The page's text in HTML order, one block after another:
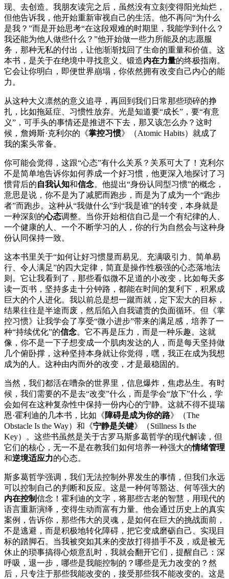
现、去创造。我朋友读完之后，虽然没有立刻变得阳光灿烂，
但他告诉我，他开始重新审视自己的生活。他不再问“为什么
是我？”而是开始思考“在这段艰难的时期里，我能学到什么？
我还能为他人做些什么？”他开始做一些力所能及的志愿服
务，那种无私的付出，让他渐渐找回了生命的重量和价值。这
本书，是关于在绝境中寻找意义、锻造内在力量的终极指南。
它会让你明白，即便世界崩塌，你依然拥有改变自己内心的能
力。
从这种大义凛然的意义追寻，再回到我们日常那些琐碎的挣
扎，比如拖延症、习惯性放弃。光是知道要“成长”，要“有意
义”，可手头的事情还是推进不下去，那又该怎么办？这时
候，詹姆斯·克利尔的《掌控习惯》（Atomic Habits）就成了
我的案头常备。
你可能会觉得，这跟“心态”有什么关系？关系可大了！克利尔
不是简单地告诉你如何养成一个好习惯，他更深入地探讨了习
惯背后的自我认知和信念。他提出“身份认同型习惯”的概念，
意思是说，你不是为了减肥而跑步，而是为了成为一个“跑步
者”而跑步。这种从“我做什么”到“我是谁”的转变，本身就是
一种深刻的心态调整。当你开始相信自己是一个有纪律的人、
一个健康的人、一个不断学习的人，你的行为自然会与这种身
份认同保持一致。
这本书里关于“如何让好习惯显而易见、充满吸引力、简单易
行、令人满足”的四大定律，简直是操作性极强的心态落地法
则。它让我看到了，那些看似微不足道的小改变，比如每天多
读一页书，坚持多走十分钟路，都能在时间的复利下，积累成
巨大的个人进化。我以前总是想一蹴而就，定下宏大的目标，
结果往往是半途而废，然后陷入自我谴责的负面循环。但《掌
控习惯》让我学会了享受“微小进步”带来的满足感，培养了一
种“持续优化”的信念。它不再是压力，而是一种乐趣。这就
像，你不是一下子想变成一个肌肉发达的人，而是每天坚持做
几个俯卧撑，这种坚持本身就让你觉得，嘿，我正在成为我想
成为的人。这种由内而外的改变，才是最稳固的。
当然，我们都活在嘈杂的世界里，信息爆炸，焦虑丛生。有时
候，我们需要的不是去“改变”什么，而是学会“放下”什么，学
会如何在这种复杂性中保持一份内心的宁静。这就不得不提瑞
恩·霍利迪的几本书，比如《障碍是成为你的路》（The
Obstacle Is the Way）和《宁静是关键》（Stillness Is the
Key）。这些书虽然是关于古罗马斯多葛哲学的现代解读，但
它们的核心，无一不是在教我们如何培养一种强大的情绪管理
和逆境适应力的心态。
斯多葛哲学强调，我们无法控制外界发生的事情，但我们永远
可以控制自己的判断和反应。这是一种何等豁达、何等强大的
内在控制信念！霍利迪的文字，将那些古老的智慧，用现代的
语言重新演绎，变得生动而富有力量。他会通过历史上的真实
案例，告诉你，那些伟大的灵魂，是如何在巨大的挑战面前，
不是逃避，而是积极地转化障碍，把它变成磨砺自己、实现目
标的踏脚石。当我被突如其来的变故打得措手不及，或是被无
休止的琐事搞得心烦意乱时，我就会翻开它们，提醒自己：深
呼吸，退一步，哪些是我能控制的？哪些是无力改变的？然
后，只专注于那些我能改变的，接受那些我不能改变的。这是